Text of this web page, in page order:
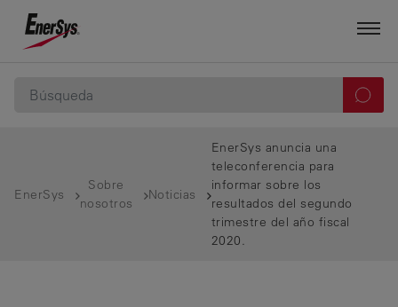
EnerSys
Sobre
nosotros
Noticias
EnerSys anuncia una
teleconferencia para
informar sobre los
resultados del segundo
trimestre del año fiscal
2020.